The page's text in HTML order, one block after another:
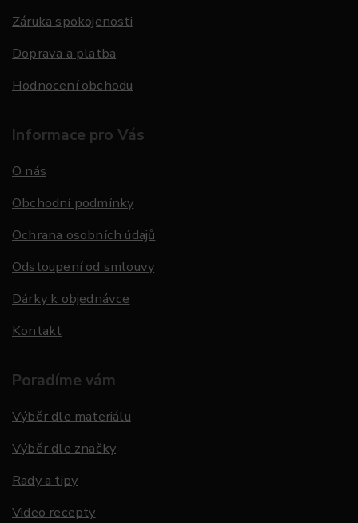
Záruka spokojenosti
Doprava a platba
Hodnocení obchodu
Informace pro Vás
O nás
Obchodní podmínky
Ochrana osobních údajů
Odstoupení od smlouvy
Dárky k objednávce
Kontakt
Poradíme vám
Výběr dle materiálu
Výběr dle značky
Rady a tipy
Video recepty